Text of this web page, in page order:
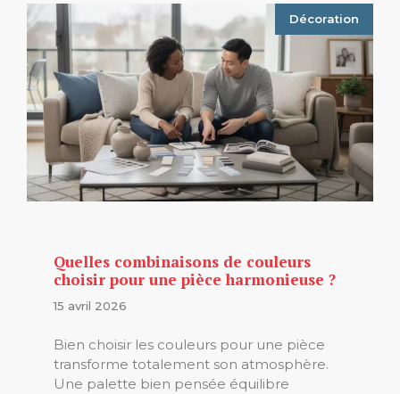
Décoration
Quelles combinaisons de couleurs
choisir pour une pièce harmonieuse ?
15 avril 2026
Bien choisir les couleurs pour une pièce
transforme totalement son atmosphère.
Une palette bien pensée équilibre